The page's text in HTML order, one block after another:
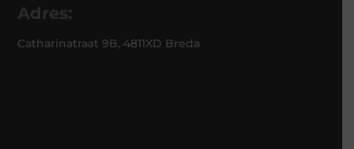
Adres:
Catharinatraat 9B, 4811XD Breda